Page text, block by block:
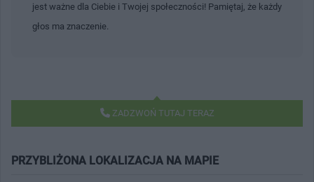
jest ważne dla Ciebie i Twojej społeczności! Pamiętaj, że każdy
głos ma znaczenie.
ZADZWOŃ TUTAJ TERAZ
PRZYBLIŻONA LOKALIZACJA NA MAPIE